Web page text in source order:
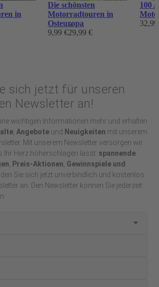
in
Die schönsten
Motorradtouren in
Osteuropa
29,99 €
*
9,99 €
100
sich jetzt für unseren
Newsletter an!
wichtigen Informationen mehr und erhalten
, Angebote und Neuigkeiten mit unserem
Mit unserem Newsletter versorgen wir
Ihr Herz höherschlagen lässt: spannende
, Preis-Aktionen, Gewinnspiele und
Sie sich jetzt unverbindlich und kostenlos
an. Den Newsletter können Sie jederzeit